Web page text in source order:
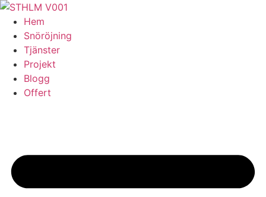
Skip
content
Hem
Snöröjning
Tjänster
Projekt
Blogg
Offert